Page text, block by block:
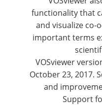
functionality that
and visualize co-
important terms
VOSviewer
October 23, 2017.
and
Support